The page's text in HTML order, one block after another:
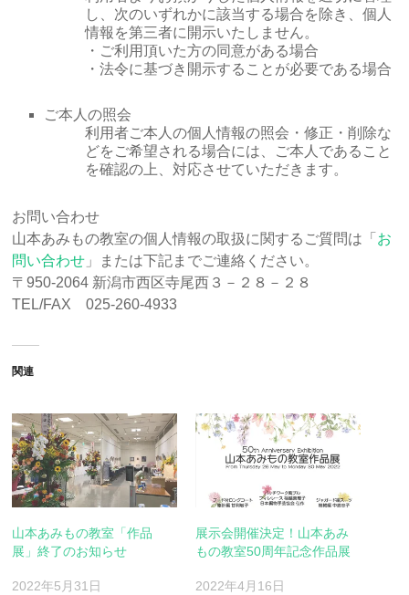
し、次のいずれかに該当する場合を除き、個人
情報を第三者に開示いたしません。
・ご利用頂いた方の同意がある場合
・法令に基づき開示することが必要である場合
ご本人の照会
利用者ご本人の個人情報の照会・修正・削除な
どをご希望される場合には、ご本人であること
を確認の上、対応させていただきます。
お問い合わせ
山本あみもの教室の個人情報の取扱に関するご質問は「 お
問い合わせ 」または下記までご連絡ください。
〒950-2064 新潟市西区寺尾西３－２８－２８
TEL/FAX 025-260-4933
関連
山本あみもの教室「作品
展」終了のお知らせ
2022年5月31日
展示会開催決定！山本あみ
もの教室50周年記念作品展
2022年4月16日